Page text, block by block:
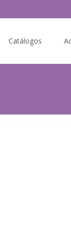
Catálogos